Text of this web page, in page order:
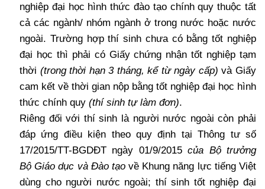
nghiệp đại học hình thức đào tạo chính quy thuộc tất
cả các ngành/ nhóm ngành ở trong nước hoặc nước
ngoài. Trường hợp thí sinh chưa có bằng tốt nghiệp
đại học thì phải có Giấy chứng nhận tốt nghiệp tạm
thời (trong thời hạn 3 tháng, kể từ ngày cấp) và Giấy
cam kết về thời gian nộp bằng tốt nghiệp đại học hình
thức chính quy (thí sinh tự làm đơn).
Riêng đối với thí sinh là người nước ngoài còn phải
đáp ứng điều kiện theo quy định tại Thông tư số
17/2015/TT-BGDĐT ngày 01/9/2015của Bộ trưởng
Bộ Giáo dục và Đào tạovề Khung năng lực tiếng Việt
dùng cho người nước ngoài; thí sinh tốt nghiệp đại